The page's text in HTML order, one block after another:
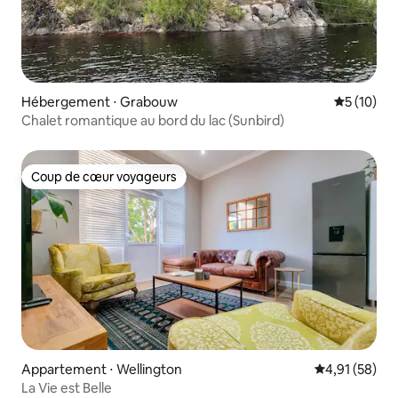
Hébergement ⋅ Grabouw
5 (10)
Chalet romantique au bord du lac (Sunbird)
Coup de cœur voyageurs
Coup de cœur voyageurs
Appartement ⋅ Wellington Évaluation
4,91 (58)
La Vie est Belle